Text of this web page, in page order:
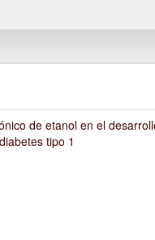
de etanol en el
tipo 1